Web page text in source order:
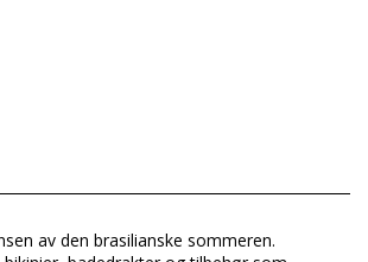
av den brasilianske sommeren.